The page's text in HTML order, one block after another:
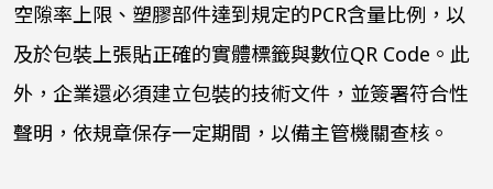
空隙率上限、塑膠部件達到規定的PCR含量比例，以
及於包裝上張貼正確的實體標籤與數位QR Code 。此
外，企業還必須建立包裝的技術文件，並簽署符合性
聲明，依規章保存一定期間，以備主管機關查核。